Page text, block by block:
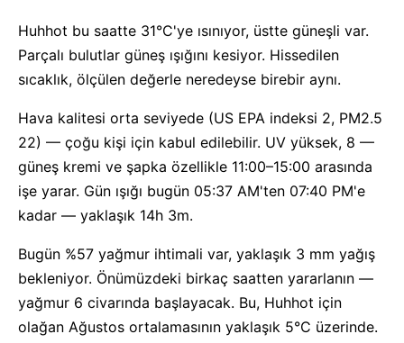
Huhhot bu saatte 31°C'ye ısınıyor, üstte güneşli var.
Parçalı bulutlar güneş ışığını kesiyor. Hissedilen
sıcaklık, ölçülen değerle neredeyse birebir aynı.
Hava kalitesi orta seviyede (US EPA indeksi 2, PM2.5
22) — çoğu kişi için kabul edilebilir. UV yüksek, 8 —
güneş kremi ve şapka özellikle 11:00–15:00 arasında
işe yarar. Gün ışığı bugün 05:37 AM'ten 07:40 PM'e
kadar — yaklaşık 14h 3m.
Bugün %57 yağmur ihtimali var, yaklaşık 3 mm yağış
bekleniyor. Önümüzdeki birkaç saatten yararlanın —
yağmur 6 civarında başlayacak. Bu, Huhhot için
olağan Ağustos ortalamasının yaklaşık 5°C üzerinde.